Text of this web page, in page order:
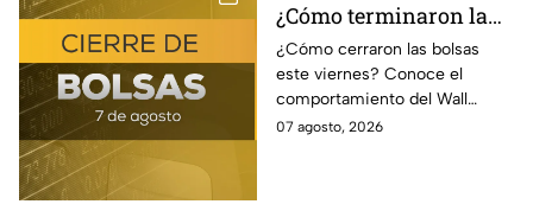
¿Cómo terminaron la
BMV y el Wall Street
hoy 7 de agosto
¿Cómo cerraron las bolsas
este viernes? Conoce el
comportamiento del Wall
Street y de la BMV, así como el
07 agosto, 2026